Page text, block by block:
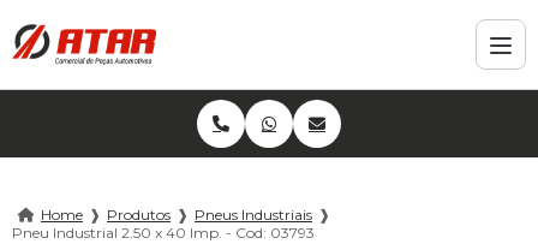
Home ❱ Produtos ❱ Pneus Industriais ❱
Pneu Industrial 2.50 x 40 Imp. - Cod: 03793